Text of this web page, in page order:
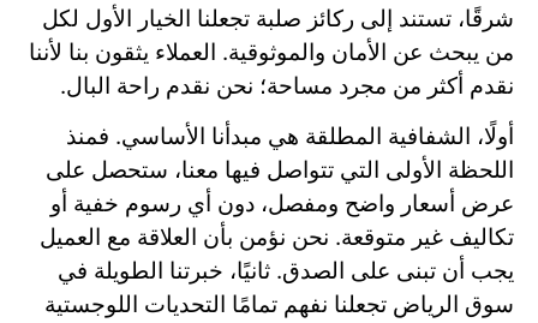
شرقًا، تستند إلى ركائز صلبة تجعلنا الخيار الأول لكل
من يبحث عن الأمان والموثوقية. العملاء يثقون بنا لأننا
نقدم أكثر من مجرد مساحة؛ نحن نقدم راحة البال.
أولًا، الشفافية المطلقة هي مبدأنا الأساسي. فمنذ
اللحظة الأولى التي تتواصل فيها معنا، ستحصل على
عرض أسعار واضح ومفصل، دون أي رسوم خفية أو
تكاليف غير متوقعة. نحن نؤمن بأن العلاقة مع العميل
يجب أن تبنى على الصدق. ثانيًا، خبرتنا الطويلة في
سوق الرياض تجعلنا نفهم تمامًا التحديات اللوجستية